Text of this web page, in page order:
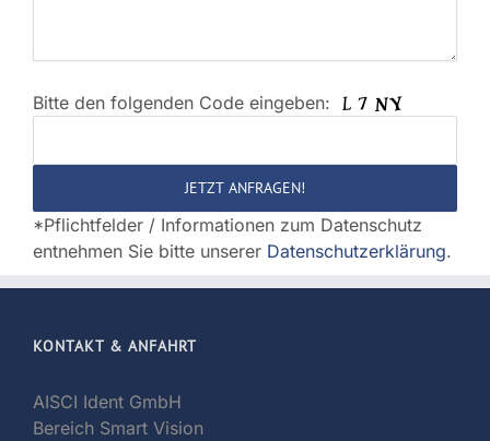
Bitte
Feld
leer.
Bitte den folgenden Code eingeben:
*Pflichtfelder / Informationen zum Datenschutz
entnehmen Sie bitte unserer Datenschutzerklärung.
KONTAKT & ANFAHRT
AISCI Ident GmbH
Bereich Smart Vision